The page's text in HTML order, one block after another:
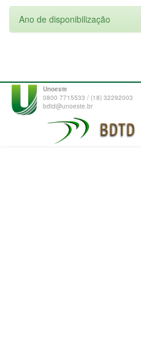
Ano de disponibilização
Unoeste
0800 7715533 / (18) 32292003
bdtd@unoeste.br